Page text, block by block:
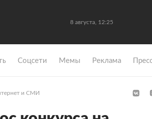
8 августа, 12:25
Coцсети Мемы Реклама
и СМИ